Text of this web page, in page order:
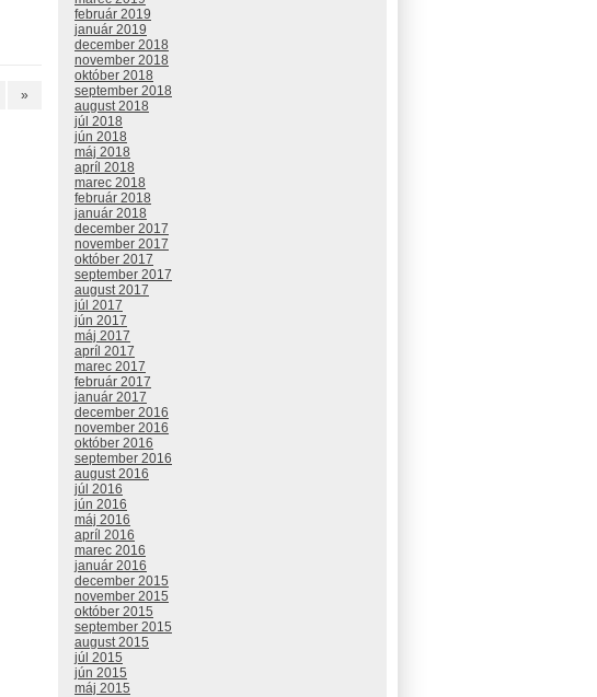
»
február 2019
január 2019
december 2018
november 2018
október 2018
september 2018
august 2018
júl 2018
jún 2018
máj 2018
apríl 2018
marec 2018
február 2018
január 2018
december 2017
november 2017
október 2017
september 2017
august 2017
júl 2017
jún 2017
máj 2017
apríl 2017
marec 2017
február 2017
január 2017
december 2016
november 2016
október 2016
september 2016
august 2016
júl 2016
jún 2016
máj 2016
apríl 2016
marec 2016
január 2016
december 2015
november 2015
október 2015
september 2015
august 2015
júl 2015
jún 2015
máj 2015